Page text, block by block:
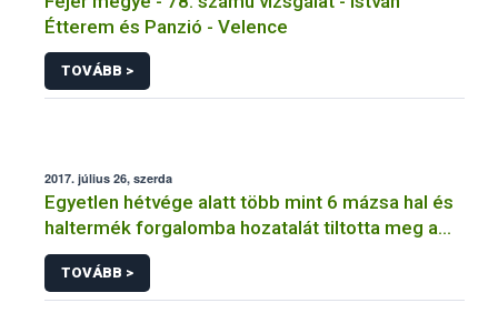
Étterem és Panzió - Velence
TOVÁBB >
2017. július 26, szerda
Egyetlen hétvége alatt több mint 6 mázsa hal és
haltermék forgalomba hozatalát tiltotta meg a
NÉBIH
TOVÁBB >